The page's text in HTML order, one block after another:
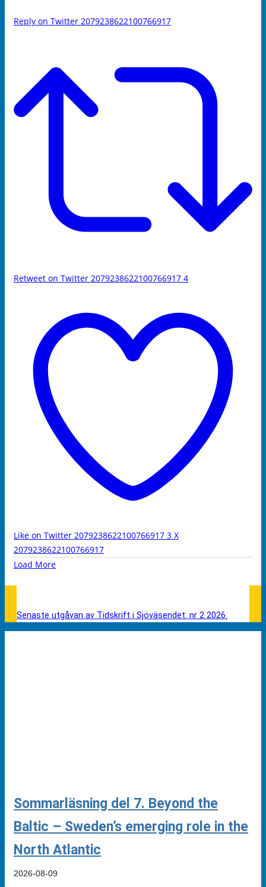
Reply on Twitter 2079238622100766917
Retweet on Twitter 2079238622100766917 4
Like on Twitter 2079238622100766917 3 X
2079238622100766917
Load More
Senaste utgåvan av Tidskrift i Sjöväsendet: nr 2 2026.
Sommarläsning del 7. Beyond the
Baltic – Sweden’s emerging role in the
North Atlantic
2026-08-09